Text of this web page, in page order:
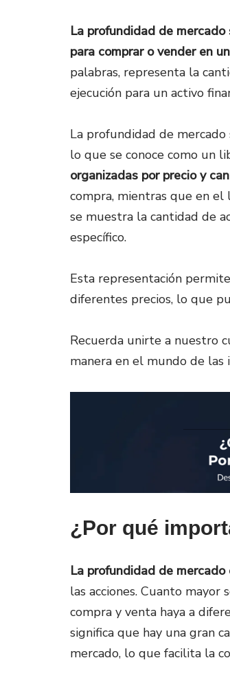
La profundidad de
para comprar o vender en
palabras, representa la
ejecución para un activo
La profundidad de
lo que se conoce como un
organizadas por precio y
compra, mientras que en el
se muestra la cantidad de
específico.
Esta representación
diferentes precios, lo que
Recuerda unirte a nuestro
manera en el mundo de las
¿Por qué
La profundidad de
las acciones. Cuanto mayor
compra y venta haya a
significa que hay una gran
mercado, lo que facilita la